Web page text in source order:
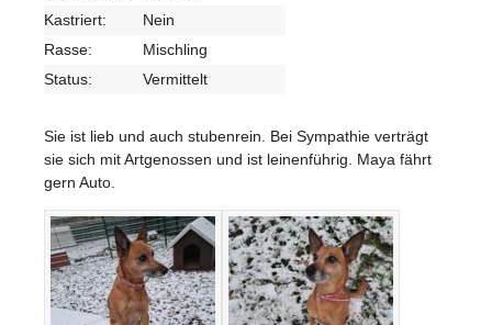
Kastriert:
Nein
Rasse:
Mischling
Status:
Vermittelt
Sie ist lieb und auch stubenrein. Bei Sympathie verträgt
sie sich mit Artgenossen und ist leinenführig. Maya fährt
gern Auto.